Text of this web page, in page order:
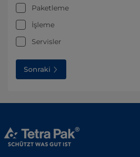
Paketleme
İşleme
Servisler
Sonraki